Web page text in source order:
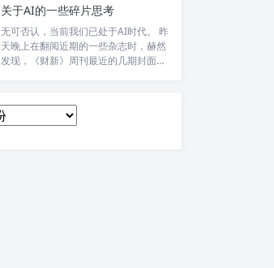
关于AI的一些碎片思考
无可否认，当前我们已处于AI时代。 昨
天晚上在翻阅近期的一些杂志时，赫然
发现，《财新》周刊最近的几期封面报